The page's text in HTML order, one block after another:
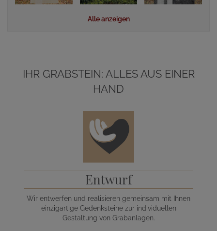
Alle anzeigen
IHR GRABSTEIN: ALLES AUS EINER
HAND
Entwurf
Wir entwerfen und realisieren gemeinsam mit Ihnen
einzigartige Gedenksteine zur individuellen
Gestaltung von Grabanlagen.